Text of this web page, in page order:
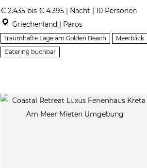
€ 2.435 bis € 4.395 | Nacht | 10 Personen
Griechenland | Paros
traumhafte Lage am Golden Beach
Meerblick
Catering buchbar